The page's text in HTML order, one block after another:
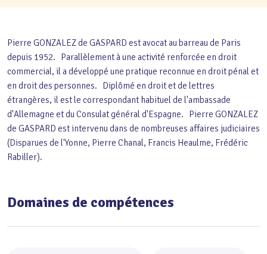
Pierre GONZALEZ de GASPARD est avocat au barreau de Paris
depuis 1952. Parallèlement à une activité renforcée en droit
commercial, il a développé une pratique reconnue en droit pénal et
en droit des personnes. Diplômé en droit et de lettres
étrangères, il est le correspondant habituel de l'ambassade
d'Allemagne et du Consulat général d'Espagne. Pierre GONZALEZ
de GASPARD est intervenu dans de nombreuses affaires judiciaires
(Disparues de l'Yonne, Pierre Chanal, Francis Heaulme, Frédéric
Rabiller).
Domaines de compétences